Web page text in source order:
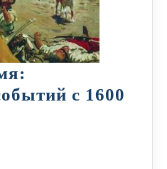
с 1600